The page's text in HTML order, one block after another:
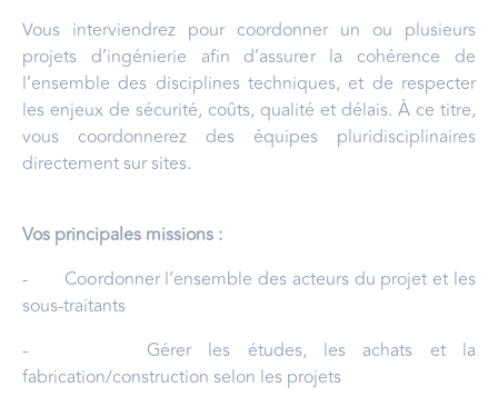
Vous interviendrez pour coordonner un ou plusieurs
projets d’ingénierie afin d’assurer la cohérence de
l’ensemble des disciplines techniques, et de respecter
les enjeux de sécurité, coûts, qualité et délais. À ce titre,
vous coordonnerez des équipes pluridisciplinaires
directement sur sites.
Vos principales missions :
- Coordonner l’ensemble des acteurs du projet et les
sous-traitants
- Gérer les études, les achats et la
fabrication/construction selon les projets